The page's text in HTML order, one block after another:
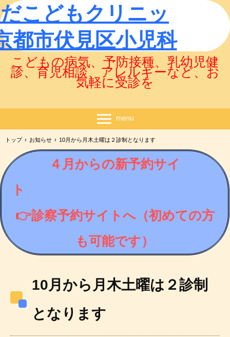
こどもクリニッ
市伏見区小児科
こどもの病気、予防接種、乳幼児健
診、育児相談、アレルギーなど、お
気軽に受診を
トップ › お知らせ › 10月から月木土曜は２診制となります
４月からの新予約サイ
ト
👉診察予約サイトへ（初めての方
も可能です）
10月から月木土曜は２診制
となります